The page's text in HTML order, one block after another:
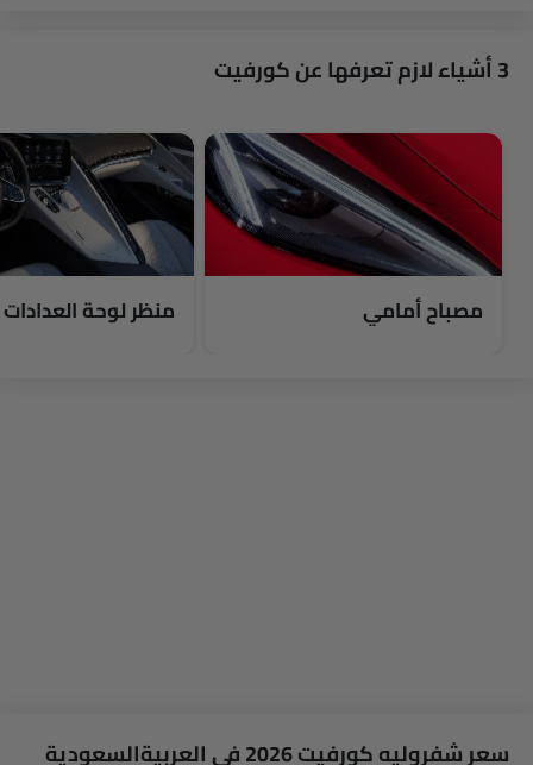
3 أشياء لازم تعرفها عن كورفيت
مصباح أمامي منظر لوحة العدادات
سعر شفروليه كورفيت 2026 في العربيةالسعودية